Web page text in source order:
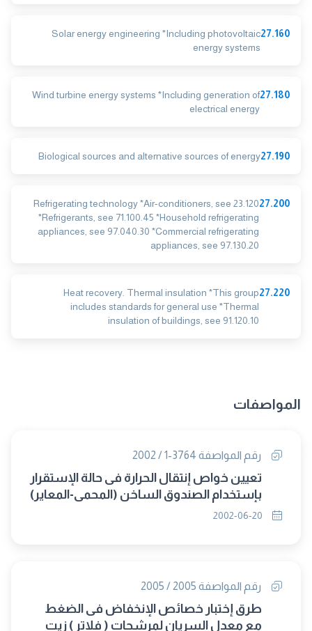
27.160
Solar energy engineering *Including photovoltaic
energy systems
27.180
Wind turbine energy systems *Including generation of
electrical energy
27.190
Biological sources and alternative sources of energy
27.200
Refrigerating technology *Air-conditioners, see 23.120
*Refrigerants, see 71.100.45 *Household refrigerating
appliances, see 97.040.30 *Commercial refrigerating
appliances, see 97.130.20
27.220
Heat recovery. Thermal insulation *This group
includes standards for general use *Thermal
insulation of buildings, see 91.120.10
المواصفات
رقم المواصفة 3764-1 / 2002
تعيين خواص إنتقال الحرارة فى حالة الإستقرار
بإستخدام الصندوق الساخن (المحمى-المعاير)
جـ1: عام.
رقم المواصفة 2005 / 2005
طرق إختبار خصائص الإنخفاض فى الضغط
مع معدل السريان لمرشحات ( فلاتر ) زيت